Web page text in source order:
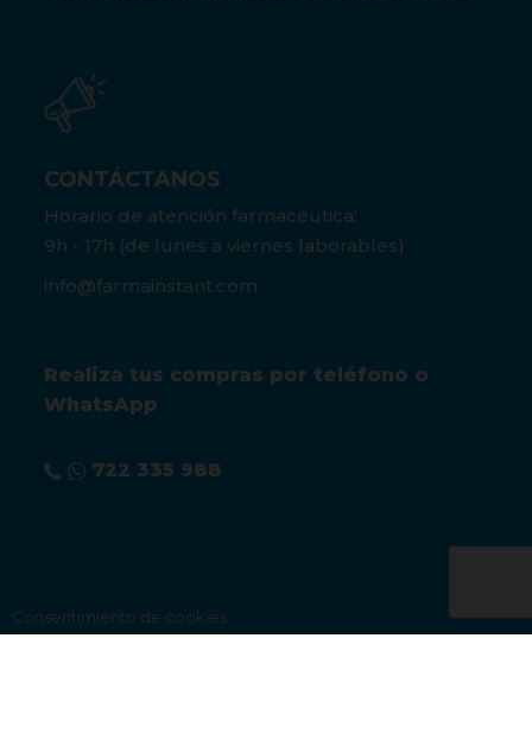
CONTÁCTANOS
Horario de atención farmacéutica:
9h - 17h (de lunes a viernes laborables)
info@farmainstant.com
Realiza tus compras por teléfono o
WhatsApp
722 335 988
Consentimiento de cookies